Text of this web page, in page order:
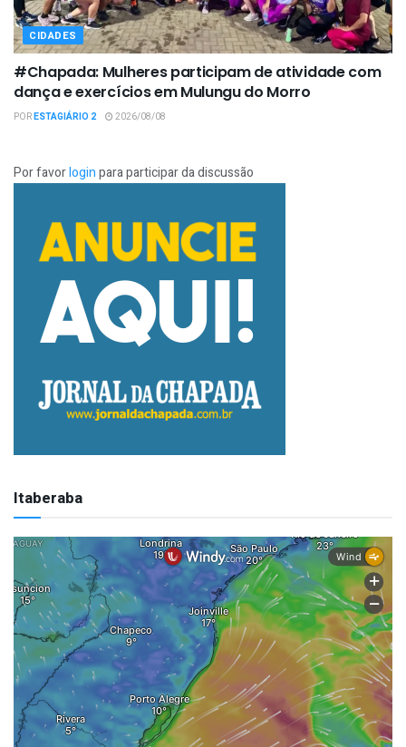
CIDADES
#Chapada: Mulheres participam de atividade com
dança e exercícios em Mulungu do Morro
PORESTAGIÁRIO 2 2026/08/08
Por favorloginpara participar da discussão
Itaberaba